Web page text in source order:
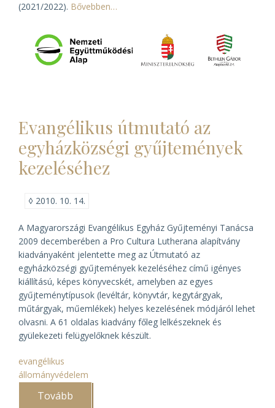
(2021/2022). Bővebben…
Evangélikus útmutató az
egyházközségi gyűjtemények
kezeléséhez
◊ 2010. 10. 14.
A Magyarországi Evangélikus Egyház Gyűjteményi Tanácsa
2009 decemberében a Pro Cultura Lutherana alapítvány
kiadványaként jelentette meg az Útmutató az
egyházközségi gyűjtemények kezeléséhez című igényes
kiállítású, képes könyvecskét, amelyben az egyes
gyűjteménytípusok (levéltár, könyvtár, kegytárgyak,
műtárgyak, műemlékek) helyes kezelésének módjáról lehet
olvasni. A 61 oldalas kiadvány főleg lelkészeknek és
gyülekezeti felügyelőknek készült.
evangélikus
állományvédelem
Tovább